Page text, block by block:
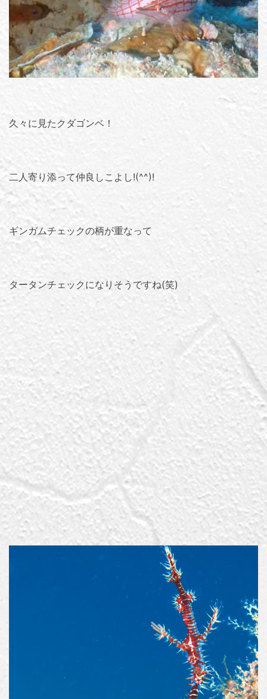
久々に見たクダゴンベ！
二人寄り添って仲良しこよし!(^^)!
ギンガムチェックの柄が重なって
タータンチェックになりそうですね(笑)